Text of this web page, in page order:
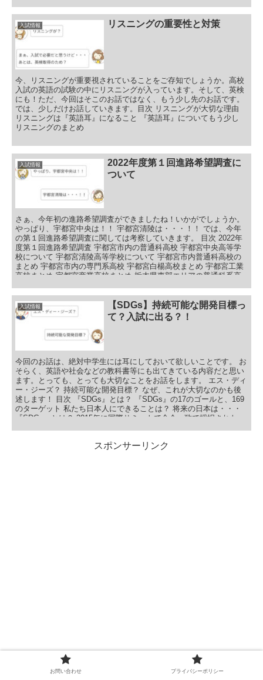
入試情報 リスニングの重要性と対策
今、リスニングが重要視されていることをご存知でしょうか。高校
入試の英語の試験の中にリスニングが入っています。そして、英検
にも！ただ、今回はそこのお話ではなく、もう少し先のお話です。
では、少しだけお話していきます。目次 リスニングが大切な理由
リスニングは『英語耳』になること 『英語耳』についてもう少し
リスニングのまとめ
入試情報
2022年度第１回進路希望調査に
ついて
さぁ、今年初の進路希望調査ができましたね！いかがでしょうか。
やっぱり、宇都宮中央は！！ 宇都宮清陵は・・・！！ では、今年
の第１回進路希望調査に関しては考察していきます。 目次 2022年
度第１回進路希望調査 宇都宮市内の普通科高校 宇都宮中央高等学
校について 宇都宮清陵高等学校について 宇都宮市内普通科高校の
まとめ 宇都宮市内の専門系高校 宇都宮白楊高校まとめ 宇都宮工業
高校まとめ 宇都宮商業高校まとめ 栃木県東部エリアの普通科系高
校 栃木県東部の専門系高校まとめ 総まとめ
入試情報
【SDGs】持続可能な開発目標っ
て？入試に出る？！
今回のお話は、絶対中学生には耳にしておいて欲しいことです。 お
そらく、英語や社会などの教科書等にも出てきている内容だと思い
ます。とっても、とっても大切なことをお話をします。 エス・ディ
ー・ジーズ？ 持続可能な開発目標？ なぜ、これが大切なのかも後
述します！ 目次 『SDGs』とは？ 『SDGs』の17のゴールと、169
のターゲット 私たち日本人にできることは？ 将来の日本は・・・
『SDGs』とは？ 2015年に国際サミットで全会一致で採択された
スポンサーリンク
お問い合わせ プライバシーポリシー